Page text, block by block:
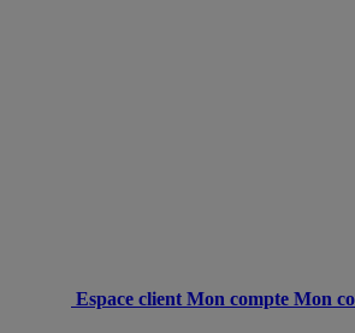
Espace client Mon compte Mon